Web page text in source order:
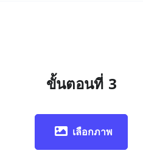
ขั้นตอนที่ 3
เลือกภาพ